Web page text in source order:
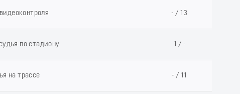
- / 13
по стадиону 1 / -
на трассе - / 11